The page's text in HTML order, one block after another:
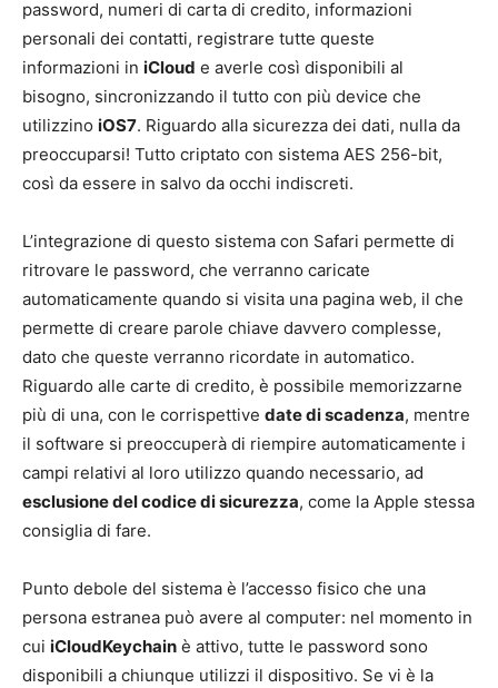
password, numeri di carta di credito, informazioni
personali dei contatti, registrare tutte queste
informazioni in iCloud e averle così disponibili al
bisogno, sincronizzando il tutto con più device che
utilizzino iOS7. Riguardo alla sicurezza dei dati, nulla da
preoccuparsi! Tutto criptato con sistema AES 256-bit,
così da essere in salvo da occhi indiscreti.
L’integrazione di questo sistema con Safari permette di
ritrovare le password, che verranno caricate
automaticamente quando si visita una pagina web, il che
permette di creare parole chiave davvero complesse,
dato che queste verranno ricordate in automatico.
Riguardo alle carte di credito, è possibile memorizzarne
più di una, con le corrispettive date di scadenza, mentre
il software si preoccuperà di riempire automaticamente i
campi relativi al loro utilizzo quando necessario, ad
esclusione del codice di sicurezza, come la Apple stessa
consiglia di fare.
Punto debole del sistema è l’accesso fisico che una
persona estranea può avere al computer: nel momento in
cui iCloudKeychain è attivo, tutte le password sono
disponibili a chiunque utilizzi il dispositivo. Se vi è la